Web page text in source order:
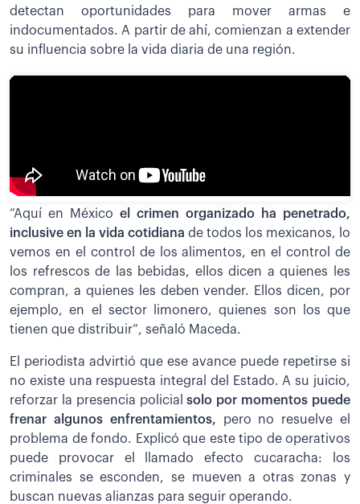
detectan oportunidades para mover armas e
indocumentados. A partir de ahí, comienzan a extender
su influencia sobre la vida diaria de una región.
“Aquí en México el crimen organizado ha penetrado,
inclusive en la vida cotidiana de todos los mexicanos, lo
vemos en el control de los alimentos, en el control de
los refrescos de las bebidas, ellos dicen a quienes les
compran, a quienes les deben vender. Ellos dicen, por
ejemplo, en el sector limonero, quienes son los que
tienen que distribuir”, señaló Maceda.
El periodista advirtió que ese avance puede repetirse si
no existe una respuesta integral del Estado. A su juicio,
reforzar la presencia policialsolo por momentos puede
frenar algunos enfrentamientos, pero no resuelve el
problema de fondo. Explicó que este tipo de operativos
puede provocar el llamado efecto cucaracha: los
criminales se esconden, se mueven a otras zonas y
buscan nuevas alianzas para seguir operando.